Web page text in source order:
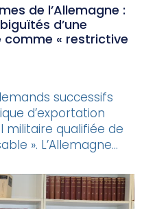
de l’Allemagne :
d’une
comme « restrictive
successifs
d’exportation
militaire qualifiée de
». L’Allemagne...